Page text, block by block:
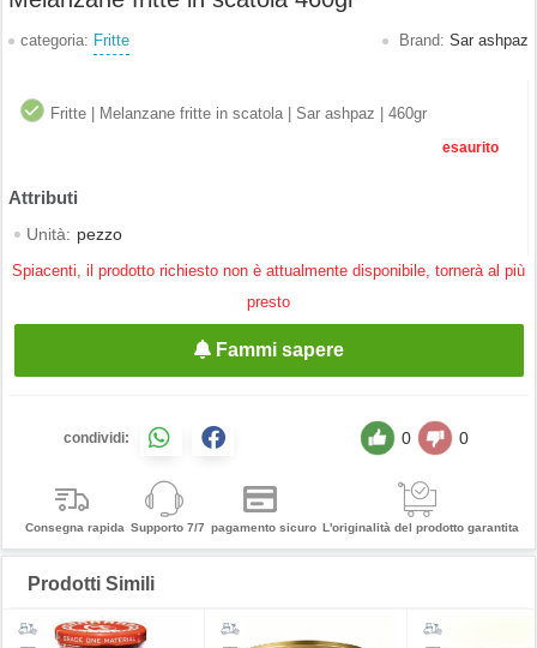
categoria: Fritte Brand: Sar ashpaz
Fritte | Melanzane fritte in scatola | Sar ashpaz | 460gr
esaurito
Unità: pezzo
Spiacenti, il prodotto richiesto non è attualmente disponibile, tornerà al più
presto
Fammi sapere
condividi: 0 0
Consegna rapida Supporto 7/7 pagamento sicuro L'originalità del prodotto garantita
Prodotti Simili